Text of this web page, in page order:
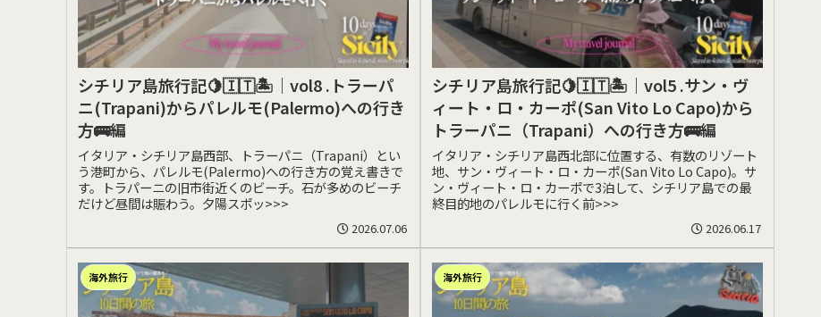
シチリア島旅行記🍋🇮🇹🏝️｜vol8 .トラーパ
ニ(Trapani)からパレルモ(Palermo)への行き
方🚌編
イタリア・シチリア島西部、トラーパニ（Trapani）とい
う港町から、パレルモ(Palermo)への行き方の覚え書きで
す。トラパーニの旧市街近くのビーチ。石が多めのビーチ
だけど昼間は賑わう。夕陽スポッ>>>
2026.07.06
シチリア島旅行記🍋🇮🇹🏝️｜vol5 .サン・ヴ
ィート・ロ・カーポ(San Vito Lo Capo)から
トラーパニ（Trapani）への行き方🚌編
イタリア・シチリア島西北部に位置する、有数のリゾート
地、サン・ヴィート・ロ・カーポ(San Vito Lo Capo)。サ
ン・ヴィート・ロ・カーポで3泊して、シチリア島での最
終目的地のパレルモに行く前>>>
2026.06.17
海外旅行 海外旅行